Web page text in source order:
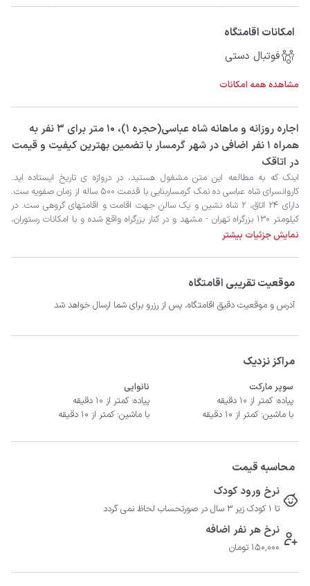
امکانات اقامتگاه
فوتبال دستی
مشاهده همه امکانات
‫‫اجاره روزانه و ماهانه شاه عباسی(حجره ۱)، 10 متر برای 3 نفر به
همراه 1 نفر اضافی در شهر گرمسار با تضمین بهترین کیفیت و قیمت
در اتاقک
نمایش جزئیات بیشتر
موقعیت تقریبی اقامتگاه
آدرس و موقعیت دقیق اقامتگاه، پس از رزرو برای شما ارسال خواهد شد
مراکز نزدیک
سوپر مارکت
پیاده: کمتر از 10 دقیقه
با ماشین: کمتر از 10 دقیقه
نانوایی
پیاده: کمتر از 10 دقیقه
با ماشین: کمتر از 10 دقیقه
محاسبه قیمت
نرخ ورود کودک
تا 1 کودک زیر 3 سال در صورتحساب لحاظ نمی گردد
نرخ هر نفر اضافه
150,000 تومان